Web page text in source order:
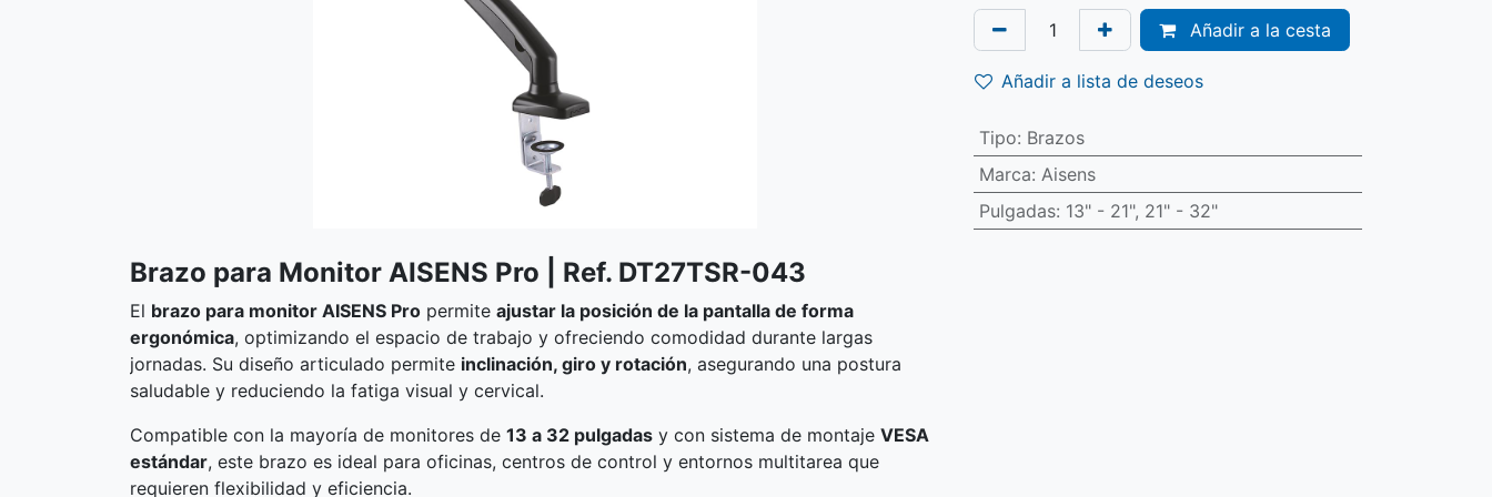
Brazo para Monitor AISENS Pro | Ref. DT27TSR-043
El brazo para monitor AISENS Pro permite ajustar la posición de la pantalla de forma
ergonómica, optimizando el espacio de trabajo y ofreciendo comodidad durante largas
jornadas. Su diseño articulado permite inclinación, giro y rotación, asegurando una postura
saludable y reduciendo la fatiga visual y cervical.
Compatible con la mayoría de monitores de 13 a 32 pulgadas y con sistema de montaje VESA
estándar, este brazo es ideal para oficinas, centros de control y entornos multitarea que
requieren flexibilidad y eficiencia.
Añadir a la cesta
Añadir a lista de deseos
Tipo: Brazos
Marca: Aisens
Pulgadas: 13" - 21", 21" - 32"